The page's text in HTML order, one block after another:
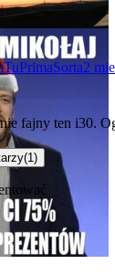
2
fajny ten i30.
(1)